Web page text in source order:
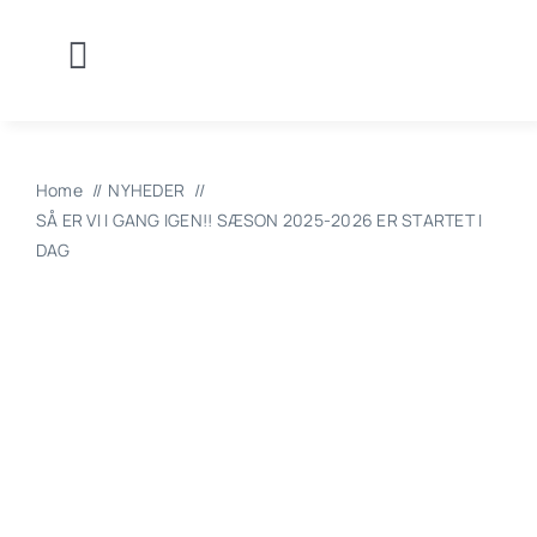
Toggle
Video
Kalender
Home
NYHEDER
SÅ ER VI I GANG IGEN!! SÆSON 2025-2026 ER STARTET I
DAG